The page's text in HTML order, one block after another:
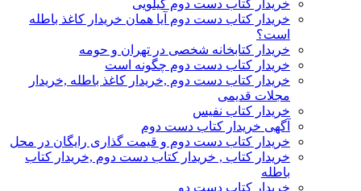
خریدار کتاب دست دوم کیلویی
خریدار کتاب دست دوم آیا همان خریدار کاغذ باطله
است؟
خریدار کتابخانه شخصی در تهران و حومه
خریدار کتاب دست دوم چگونه است
خریدار کتاب دست دوم ,خریدار کاغذ باطله ,خریدار
مجلات قدیمی
خریدار کتاب نفیس
آگهی خریدار کتاب دست دوم
خریدار کتاب دست دوم و قیمت گذاری رایگان در محل
خریدار کتاب , خریدار کتاب دست دوم ,خریدار کتاب
باطله
خریدار کتاب دست دو